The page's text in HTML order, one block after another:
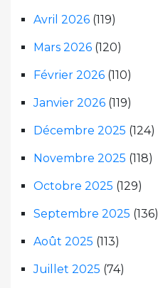
Avril 2026 (119)
Mars 2026 (120)
Février 2026 (110)
Janvier 2026 (119)
Décembre 2025 (124)
Novembre 2025 (118)
Octobre 2025 (129)
Septembre 2025 (136)
Août 2025 (113)
Juillet 2025 (74)